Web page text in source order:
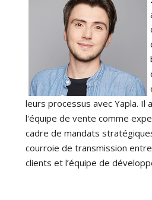
leurs processus avec Yapla. Il
l'équipe de vente comme
cadre de mandats
courroie de transmission
clients et l’équipe de